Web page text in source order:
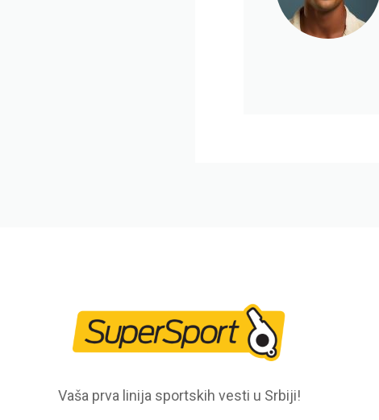
Vaša prva linija sportskih vesti u Srbiji!